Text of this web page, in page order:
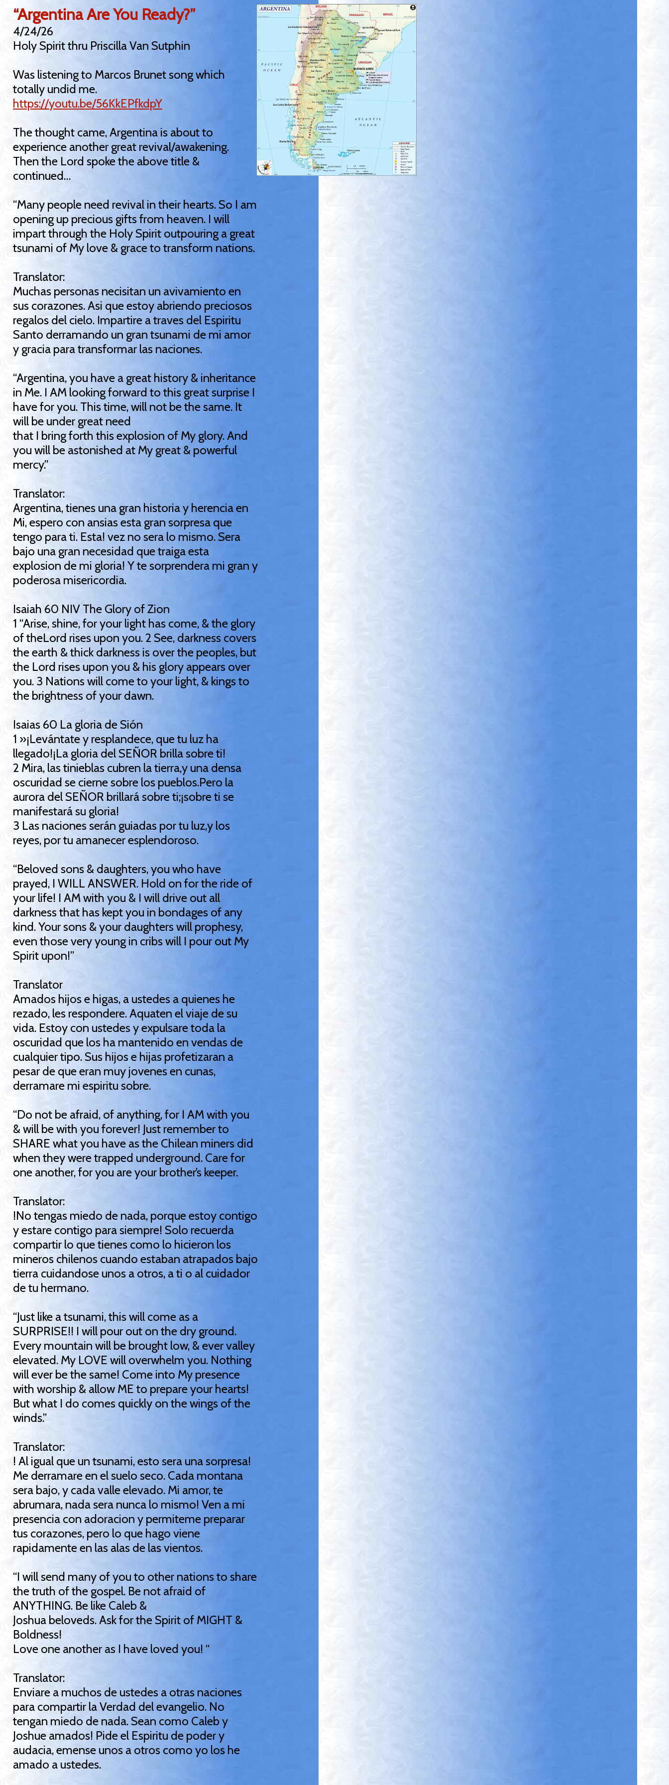
“Argentina Are You Ready?”
4/24/26
Holy Spirit thru Priscilla Van Sutphin
Was listening to Marcos Brunet song which
totally undid me.
https://youtu.be/56KkEPfkdpY
The thought came, Argentina is about to
experience another great revival/awakening.
Then the Lord spoke the above title &
continued…
“Many people need revival in their hearts. So I am
opening up precious gifts from heaven. I will
impart through the Holy Spirit outpouring a great
tsunami of My love & grace to transform nations.
Translator:
Muchas personas necisitan un avivamiento en
sus corazones. Asi que estoy abriendo preciosos
regalos del cielo. Impartire a traves del Espiritu
Santo derramando un gran tsunami de mi amor
y gracia para transformar las naciones.
“Argentina, you have a great history & inheritance
in Me. I AM looking forward to this great surprise I
have for you. This time, will not be the same. It
will be under great need
that I bring forth this explosion of My glory. And
you will be astonished at My great & powerful
mercy.”
Translator:
Argentina, tienes una gran historia y herencia en
Mi, espero con ansias esta gran sorpresa que
tengo para ti. Esta! vez no sera lo mismo. Sera
bajo una gran necesidad que traiga esta
explosion de mi gloria! Y te sorprendera mi gran y
poderosa misericordia.
Isaiah 60 NIV The Glory of Zion
1 “Arise, shine, for your light has come, & the glory
of theLord rises upon you. 2 See, darkness covers
the earth & thick darkness is over the peoples, but
the Lord rises upon you & his glory appears over
you. 3 Nations will come to your light, & kings to
the brightness of your dawn.
Isaias 60 La gloria de Sión
1 »¡Levántate y resplandece, que tu luz ha
llegado!¡La gloria del SEÑOR brilla sobre ti!
2 Mira, las tinieblas cubren la tierra,y una densa
oscuridad se cierne sobre los pueblos.Pero la
aurora del SEÑOR brillará sobre ti;¡sobre ti se
manifestará su gloria!
3 Las naciones serán guiadas por tu luz,y los
reyes, por tu amanecer esplendoroso.
“Beloved sons & daughters, you who have
prayed, I WILL ANSWER. Hold on for the ride of
your life! I AM with you & I will drive out all
darkness that has kept you in bondages of any
kind. Your sons & your daughters will prophesy,
even those very young in cribs will I pour out My
Spirit upon!”
Translator
Amados hijos e higas, a ustedes a quienes he
rezado, les respondere. Aquaten el viaje de su
vida. Estoy con ustedes y expulsare toda la
oscuridad que los ha mantenido en vendas de
cualquier tipo. Sus hijos e hijas profetizaran a
pesar de que eran muy jovenes en cunas,
derramare mi espiritu sobre.
“Do not be afraid, of anything, for I AM with you
& will be with you forever! Just remember to
SHARE what you have as the Chilean miners did
when they were trapped underground. Care for
one another, for you are your brother’s keeper.
Translator:
!No tengas miedo de nada, porque estoy contigo
y estare contigo para siempre! Solo recuerda
compartir lo que tienes como lo hicieron los
mineros chilenos cuando estaban atrapados bajo
tierra cuidandose unos a otros, a ti o al cuidador
de tu hermano.
“Just like a tsunami, this will come as a
SURPRISE!! I will pour out on the dry ground.
Every mountain will be brought low, & ever valley
elevated. My LOVE will overwhelm you. Nothing
will ever be the same! Come into My presence
with worship & allow ME to prepare your hearts!
But what I do comes quickly on the wings of the
winds.”
Translator:
! Al igual que un tsunami, esto sera una sorpresa!
Me derramare en el suelo seco. Cada montana
sera bajo, y cada valle elevado. Mi amor, te
abrumara, nada sera nunca lo mismo! Ven a mi
presencia con adoracion y permiteme preparar
tus corazones, pero lo que hago viene
rapidamente en las alas de las vientos.
“I will send many of you to other nations to share
the truth of the gospel. Be not afraid of
ANYTHING. Be like Caleb &
Joshua beloveds. Ask for the Spirit of MIGHT &
Boldness!
Love one another as I have loved you! “
Translator:
Enviare a muchos de ustedes a otras naciones
para compartir la Verdad del evangelio. No
tengan miedo de nada. Sean como Caleb y
Joshue amados! Pide el Espiritu de poder y
audacia, emense unos a otros como yo los he
amado a ustedes.